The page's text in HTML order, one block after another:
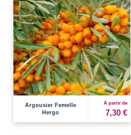
Argousier Femelle
Hergo
À partir de
7,30 €